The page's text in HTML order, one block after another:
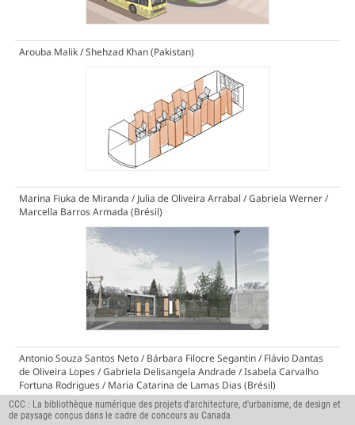
Arouba Malik / Shehzad Khan (Pakistan)
Marina Fiuka de Miranda / Julia de Oliveira Arrabal / Gabriela Werner /
Marcella Barros Armada (Brésil)
Antonio Souza Santos Neto / Bárbara Filocre Segantin / Flávio Dantas
de Oliveira Lopes / Gabriela Delisangela Andrade / Isabela Carvalho
Fortuna Rodrigues / Maria Catarina de Lamas Dias (Brésil)
CCC : La bibliothèque numérique des projets d'architecture, d'urbanisme, de design et
de paysage conçus dans le cadre de concours au Canada